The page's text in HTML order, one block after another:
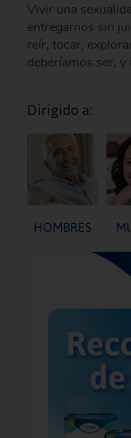
Vivir una
entregarnos sin
reír, tocar,
deberíamos ser,
Dirigido a:
HOMBRES